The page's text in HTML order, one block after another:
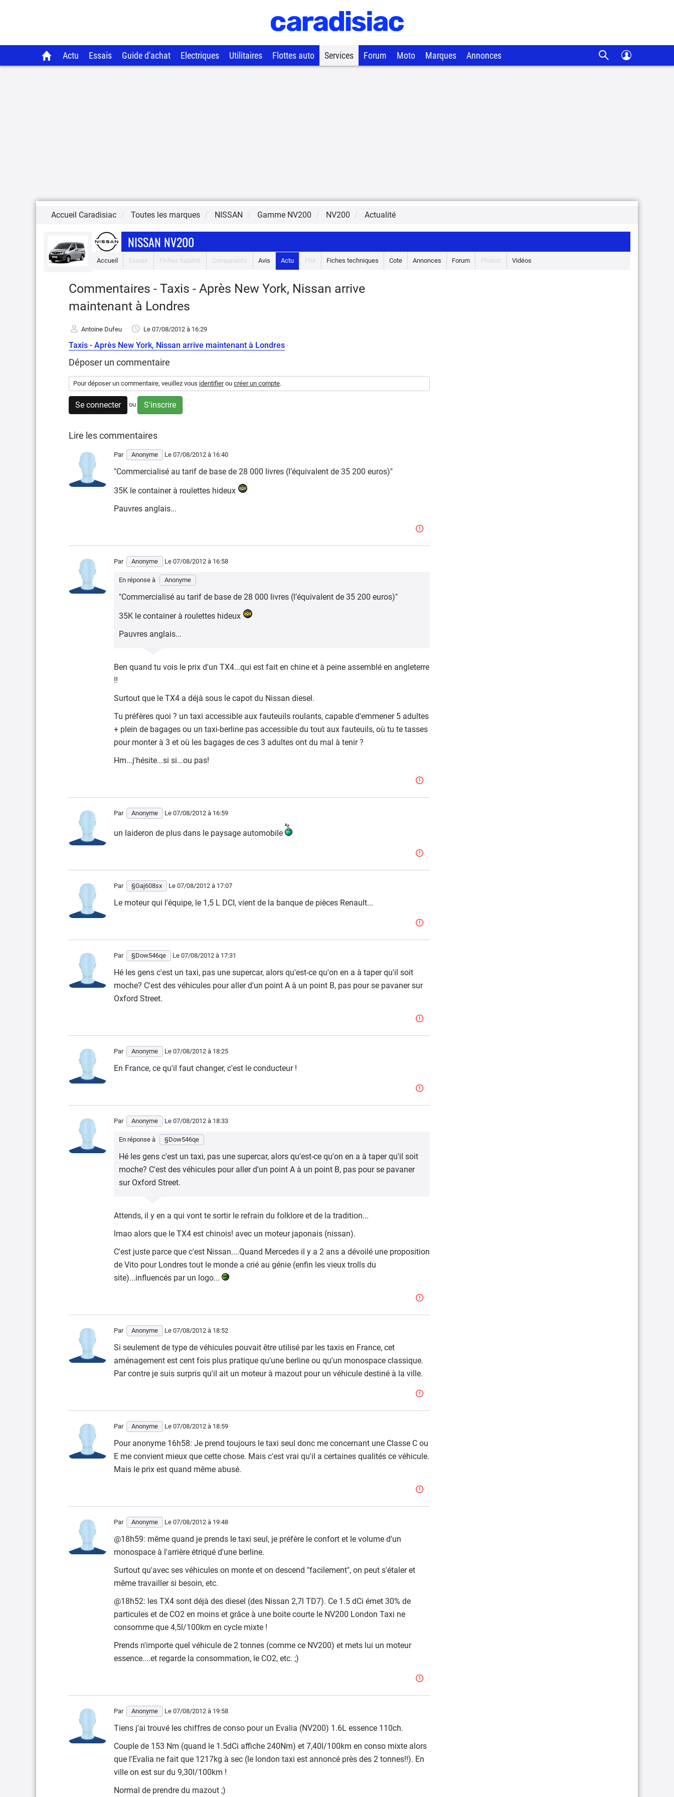
Actu Essais Guide d'achat Electriques Utilitaires Flottes auto Services Forum Moto Marques Annonces
Accueil Caradisiac Toutes les marques NISSAN Gamme NV200 NV200 Actualité
NISSAN NV200
Accueil Essais Fiches fiabilité Comparatifs Avis Actu Prix Fiches techniques Cote Annonces Forum Photos Vidéos
Commentaires - Taxis - Après New York, Nissan arrive
maintenant à Londres
Antoine Dufeu Le 07/08/2012 à 16:29
Taxis - Après New York, Nissan arrive maintenant à Londres
Déposer un commentaire
Pour déposer un commentaire, veuillez vous identifierou créer un compte.
Se connecter ou S'inscrire
Lire les commentaires
Par Anonyme Le 07/08/2012 à 16:40
"Commercialisé au tarif de base de 28 000 livres (l’équivalent de 35 200 euros)"
35K le container à roulettes hideux
Pauvres anglais...
Par Anonyme Le 07/08/2012 à 16:58
En réponse à Anonyme
"Commercialisé au tarif de base de 28 000 livres (l’équivalent de 35 200 euros)"
35K le container à roulettes hideux
Pauvres anglais...
Ben quand tu vois le prix d'un TX4...qui est fait en chine et à peine assemblé en angleterre
!!
Surtout que le TX4 a déjà sous le capot du Nissan diesel.
Tu préfères quoi ? un taxi accessible aux fauteuils roulants, capable d'emmener 5 adultes
+ plein de bagages ou un taxi-berline pas accessible du tout aux fauteuils, où tu te tasses
pour monter à 3 et où les bagages de ces 3 adultes ont du mal à tenir ?
Hm...j'hésite...si si...ou pas!
Par Anonyme Le 07/08/2012 à 16:59
un laideron de plus dans le paysage automobile
Par §Gaj608sx Le 07/08/2012 à 17:07
Le moteur qui l'équipe, le 1,5 L DCI, vient de la banque de pièces Renault...
Par §Dow546qe Le 07/08/2012 à 17:31
Hé les gens c'est un taxi, pas une supercar, alors qu'est-ce qu'on en a à taper qu'il soit
moche? C'est des véhicules pour aller d'un point A à un point B, pas pour se pavaner sur
Oxford Street.
Par Anonyme Le 07/08/2012 à 18:25
En France, ce qu'il faut changer, c'est le conducteur !
Par Anonyme Le 07/08/2012 à 18:33
En réponse à §Dow546qe
Hé les gens c'est un taxi, pas une supercar, alors qu'est-ce qu'on en a à taper qu'il soit
moche? C'est des véhicules pour aller d'un point A à un point B, pas pour se pavaner
sur Oxford Street.
Attends, il y en a qui vont te sortir le refrain du folklore et de la tradition...
lmao alors que le TX4 est chinois! avec un moteur japonais (nissan).
C'est juste parce que c'est Nissan....Quand Mercedes il y a 2 ans a dévoilé une proposition
de Vito pour Londres tout le monde a crié au génie (enfin les vieux trolls du
site)...influencés par un logo...
Par Anonyme Le 07/08/2012 à 18:52
Si seulement de type de véhicules pouvait être utilisé par les taxis en France, cet
aménagement est cent fois plus pratique qu'une berline ou qu'un monospace classique.
Par contre je suis surpris qu'il ait un moteur à mazout pour un véhicule destiné à la ville.
Par Anonyme Le 07/08/2012 à 18:59
Pour anonyme 16h58: Je prend toujours le taxi seul donc me concernant une Classe C ou
E me convient mieux que cette chose. Mais c'est vrai qu'il a certaines qualités ce véhicule.
Mais le prix est quand même abusé.
Par Anonyme Le 07/08/2012 à 19:48
@18h59: même quand je prends le taxi seul, je préfère le confort et le volume d'un
monospace à l'arrière étriqué d'une berline.
Surtout qu'avec ses véhicules on monte et on descend "facilement", on peut s'étaler et
même travailler si besoin, etc.
@18h52: les TX4 sont déjà des diesel (des Nissan 2,7l TD7). Ce 1.5 dCi émet 30% de
particules et de CO2 en moins et grâce à une boite courte le NV200 London Taxi ne
consomme que 4,5l/100km en cycle mixte !
Prends n'importe quel véhicule de 2 tonnes (comme ce NV200) et mets lui un moteur
essence....et regarde la consommation, le CO2, etc. ;)
Par Anonyme Le 07/08/2012 à 19:58
Tiens j'ai trouvé les chiffres de conso pour un Evalia (NV200) 1.6L essence 110ch.
Couple de 153 Nm (quand le 1.5dCi affiche 240Nm) et 7,40l/100km en conso mixte alors
que l'Evalia ne fait que 1217kg à sec (le london taxi est annoncé près des 2 tonnes!!). En
ville on est sur du 9,30l/100km !
Normal de prendre du mazout ;)